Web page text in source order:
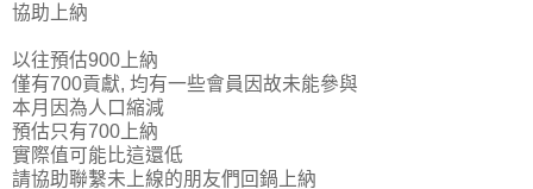
協助上納
以往預估900上納
僅有700貢獻, 均有一些會員因故未能參與
本月因為人口縮減
預估只有700上納
實際值可能比這還低
請協助聯繫未上線的朋友們回鍋上納